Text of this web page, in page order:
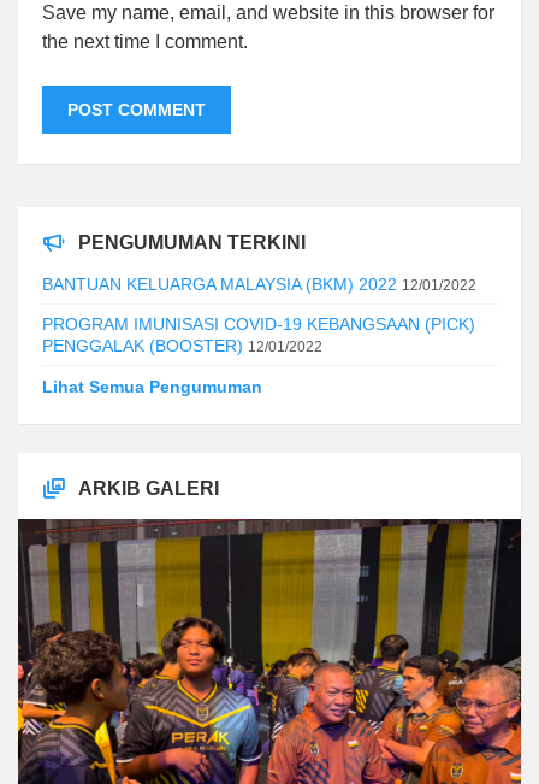
Save my name, email, and website in this browser for
the next time I comment.
PENGUMUMAN TERKINI
BANTUAN KELUARGA MALAYSIA (BKM) 2022 12/01/2022
PROGRAM IMUNISASI COVID-19 KEBANGSAAN (PICK)
PENGGALAK (BOOSTER) 12/01/2022
Lihat Semua Pengumuman
ARKIB GALERI